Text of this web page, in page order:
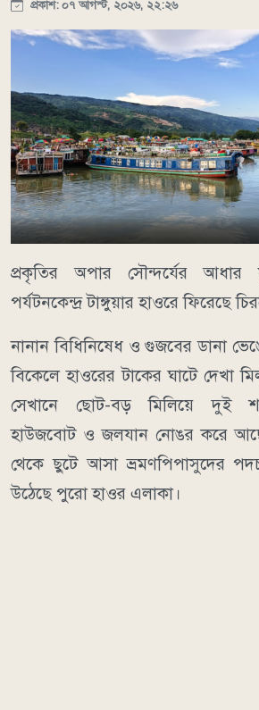
প্রকাশ: ০৭ আগস্ট, ২০২৬, ২২:২৬
​প্রকৃতির অপার সৌন্দর্যের আধার
পর্যটনকেন্দ্র টাঙ্গুয়ার হাওরে ফিরেছে
নানান বিধিনিষেধ ও গুজবের ডানা
বিকেলে হাওরের টাকের ঘাটে দেখা
সেখানে ছোট-বড় মিলিয়ে দুই
হাউজবোট ও জলযান নোঙর করে আছে।
থেকে ছুটে আসা ভ্রমণপিপাসুদের
উঠেছে পুরো হাওর এলাকা।